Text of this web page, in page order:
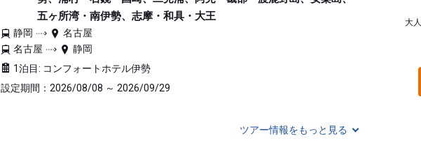
五ヶ所湾・南伊勢、志摩・和具・大王
静岡
名古屋
名古屋
静岡
1泊目: コンフォートホテル伊勢
設定期間：2026/08/08 ～ 2026/09/29
大
ツアー情報をもっと見る